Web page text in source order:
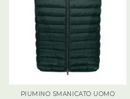
PIUMINO SMANICATO UOMO